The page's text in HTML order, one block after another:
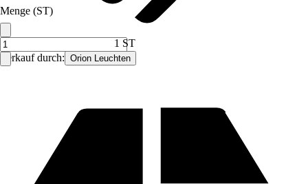
Verkauf durch: Orion Leuchten
Menge (ST)
1 ST